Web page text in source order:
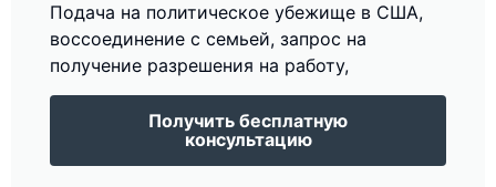
Подача на политическое убежище в США,
воссоединение с семьей, запрос на
получение разрешения на работу,
Получить бесплатную
консультацию